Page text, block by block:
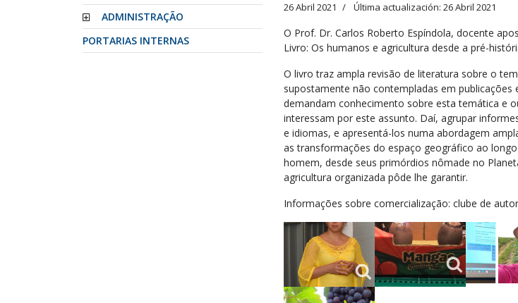
ADMINISTRAÇÃO
PORTARIAS INTERNAS
26 Abril 2021 Última actualización: 26 Abril 2021
O Prof. Dr. Carlos Roberto Espíndola, docente
Livro: Os humanos e agricultura desde a pré-
O livro traz ampla revisão de literatura sobre o
supostamente não contempladas em publicações
demandam conhecimento sobre esta temática e
interessam por este assunto. Daí, agrupar
e idiomas, e apresentá-los numa abordagem
as transformações do espaço geográfico ao
homem, desde seus primórdios nômade no
agricultura organizada pôde lhe garantir.
Informações sobre comercialização: clube de